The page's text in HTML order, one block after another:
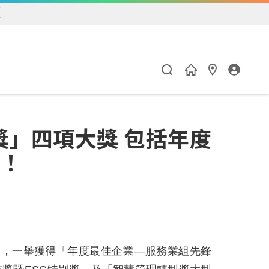
四項大獎 包括年度
一舉獲得「年度最佳企業—服務業組先鋒